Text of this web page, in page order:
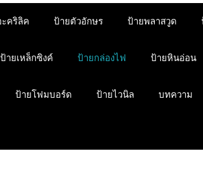
คริลิค ป้ายตัวอักษร ป้ายพลาสวูด
ป้ายเหล็กซิงค์ ป้ายกล่องไฟ ป้ายหินอ่อน
ป้ายโฟมบอร์ด ป้ายไวนิล บทความ